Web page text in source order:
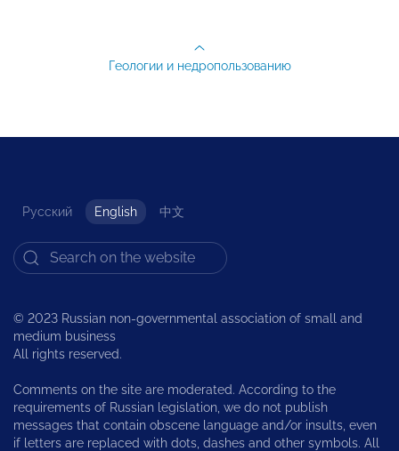
Геологии и недропользованию
Русский English 中文
© 2023 Russian non-governmental association of small and
medium business
All rights reserved.
Comments on the site are moderated. According to the
requirements of Russian legislation, we do not publish
messages that contain obscene language and/or insults, even
if letters are replaced with dots, dashes and other symbols. All